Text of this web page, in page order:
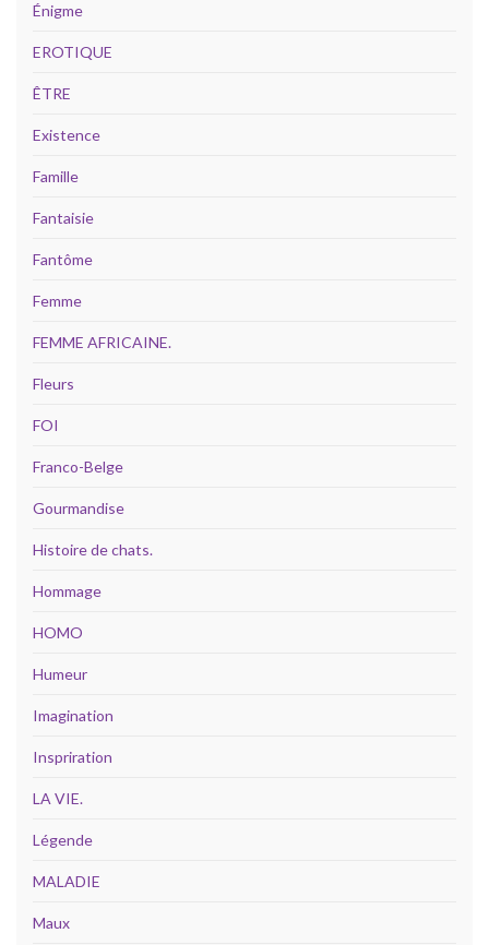
Énigme
EROTIQUE
ÊTRE
Existence
Famille
Fantaisie
Fantôme
Femme
FEMME AFRICAINE.
Fleurs
FOI
Franco-Belge
Gourmandise
Histoire de chats.
Hommage
HOMO
Humeur
Imagination
Inspriration
LA VIE.
Légende
MALADIE
Maux